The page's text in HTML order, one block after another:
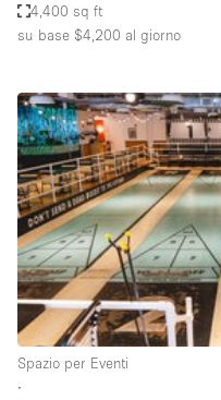
Accesso per disabili
Ampia Porta d'Ingresso
Animals Friendly
Aria condizionata
Arredamento
Ascensore
Attaccapanni
Attrezzature da ufficio
4,400 sq ft
su base $4,200 al giorno
Spazio per Eventi
∙